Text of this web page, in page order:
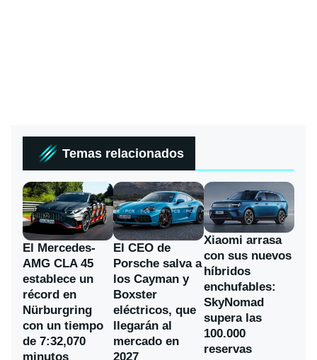
Temas relacionados
El Mercedes-
AMG CLA 45
establece un
récord en
Nürburgring
con un tiempo
de 7:32,070
minutos
El CEO de
Porsche salva a
los Cayman y
Boxster
eléctricos, que
llegarán al
mercado en
2027
Xiaomi arrasa
con sus nuevos
híbridos
enchufables:
SkyNomad
supera las
100.000
reservas